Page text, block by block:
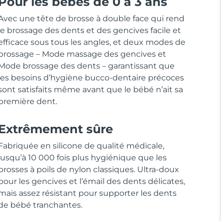
une tête de brosse à double face qui rend
brossage des dents et des gencives facile et
sous tous les angles, et deux modes de
– Mode massage des gencives et
brossage des dents – garantissant que
besoins d’hygiène bucco-dentaire précoces
satisfaits même avant que le bébé n’ait sa
dent.
sûre
en silicone de qualité médicale,
10 000 fois plus hygiénique que les
à poils de nylon classiques. Ultra-doux
les gencives et l’émail des dents délicates,
assez résistant pour supporter les dents
bébé tranchantes.